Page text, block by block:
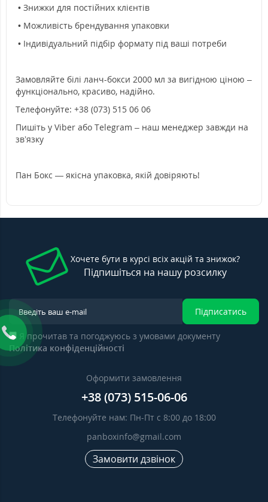
• Знижки для постійних клієнтів
• Можливість брендування упаковки
• Індивідуальний підбір формату під ваші потреби
Замовляйте білі ланч-бокси 2000 мл за вигідною ціною –
функціонально, красиво, надійно.
Телефонуйте: +38 (073) 515 06 06
Пишіть у Viber або Telegram – наш менеджер завжди на
звʼязку
Пан Бокс — якісна упаковка, якій довіряють!
Хочете бути в курсі всіх акцій та знижок?
Підпишіться на нашу розсилку
Підписатись
Я прочитав та погоджуюсь з умовами документу
Політика конфіденційності
Оформити замовлення
+38 (073) 515-06-06
Телефонуйте нам: Пн-Пт с 8:00 до 18:00
panboxinfo@gmail.com
Замовити дзвінок